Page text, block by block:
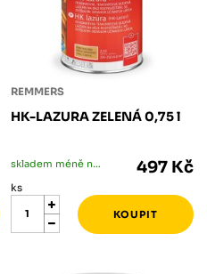
REMMERS
HK-LAZURA ZELENÁ 0,75 l
skladem méně než 5 ks 497 Kč
ks